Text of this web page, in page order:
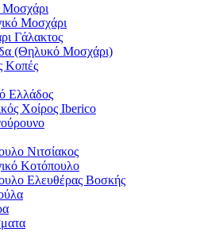
Μοσχάρι
Γάλακτος
(Θηλυκό Μοσχάρι)
Κοπές
Ελλάδος
Χοίρος Iberico
Νιτσίακος
Κοτόπουλο
Ελευθέρας Βοσκής